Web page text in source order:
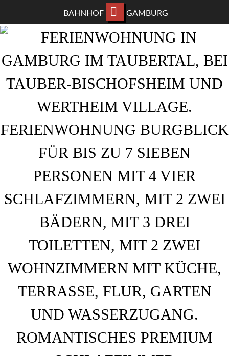
ZUM
HAUPTINHALT
WECHSELN
BAHNHOF GAMBURG